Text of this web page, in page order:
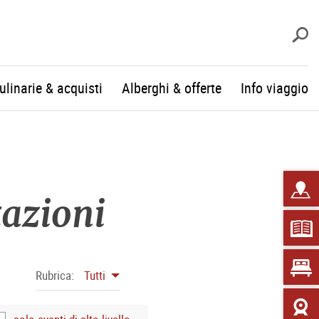
& acquisti Alberghi & offerte Info viaggio
Rubrica: Tutti